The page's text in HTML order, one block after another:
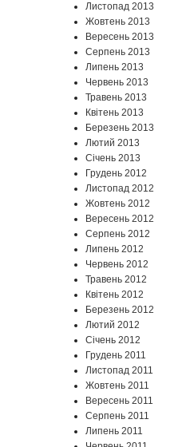
Листопад 2013
Жовтень 2013
Вересень 2013
Серпень 2013
Липень 2013
Червень 2013
Травень 2013
Квітень 2013
Березень 2013
Лютий 2013
Січень 2013
Грудень 2012
Листопад 2012
Жовтень 2012
Вересень 2012
Серпень 2012
Липень 2012
Червень 2012
Травень 2012
Квітень 2012
Березень 2012
Лютий 2012
Січень 2012
Грудень 2011
Листопад 2011
Жовтень 2011
Вересень 2011
Серпень 2011
Липень 2011